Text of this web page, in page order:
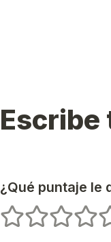
Escribe
¿Qué puntaje le
1 estrellas2 estrellas
3 estrellas
4